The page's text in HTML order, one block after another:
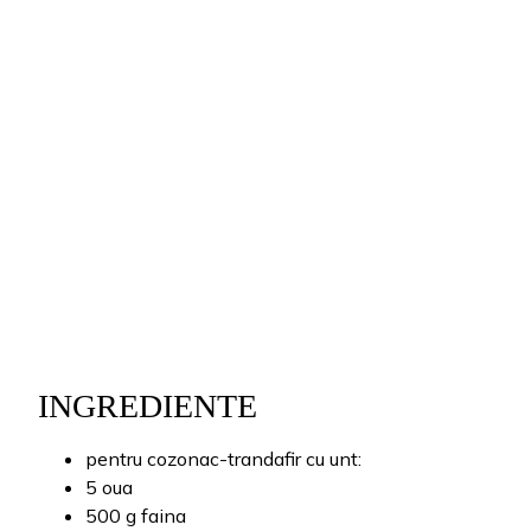
INGREDIENTE
pentru cozonac-trandafir cu unt:
5 oua
500 g faina